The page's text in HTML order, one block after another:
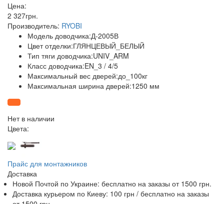
Цена:
2 327грн.
Производитель: RYOBI
Модель доводчика:Д-2005В
Цвет отделки:ГЛЯНЦЕВЫЙ_БЕЛЫЙ
Тип тяги доводчика:UNIV_ARM
Класс доводчика:EN_3 / 4/5
Максимальный вес дверей:до_100кг
Максимальная ширина дверей:1250 мм
Нет в наличии
Цвета:
Прайс для монтажников
Доставка
Новой Почтой по Украине: бесплатно на заказы от 1500 грн.
Доставка курьером по Киеву: 100 грн / бесплатно на заказы